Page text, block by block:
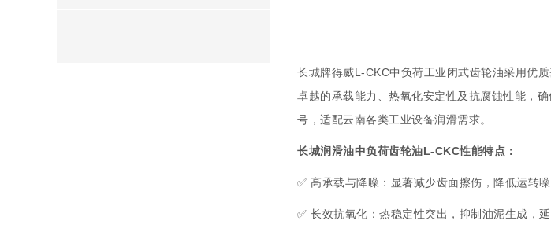
长城牌得威L-CKC中负荷工业闭式齿轮油采用优
卓越的承载能力、热氧化安定性及抗腐蚀性能，
号，适配云南各类工业设备润滑需求。
长城润滑油中负荷齿轮油L-CKC性能特点：
✅ 高承载与降噪：显著减少齿面擦伤，降低运转
✅ 长效抗氧化：热稳定性突出，抑制油泥生成，